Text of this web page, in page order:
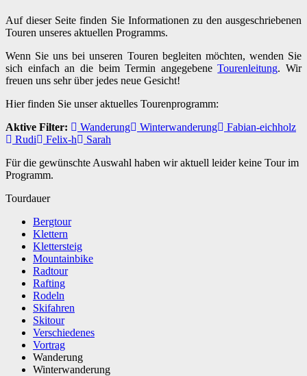
Auf dieser Seite finden Sie Informationen zu den ausgeschriebenen
Touren unseres aktuellen Programms.
Wenn Sie uns bei unseren Touren begleiten möchten, wenden Sie
sich einfach an die beim Termin angegebeneTourenleitung. Wir
freuen uns sehr über jedes neue Gesicht!
Hier finden Sie unser aktuelles Tourenprogramm:
Aktive Filter:
Wanderung Winterwanderung
Fabian-eichholz
Rudi
Felix-h
Sarah
Für die gewünschte Auswahl haben wir aktuell leider keine Tour im
Programm.
Tourdauer
Bergtour
Klettern
Klettersteig
Mountainbike
Radtour
Rafting
Rodeln
Skifahren
Skitour
Verschiedenes
Vortrag
Wanderung
Winterwanderung